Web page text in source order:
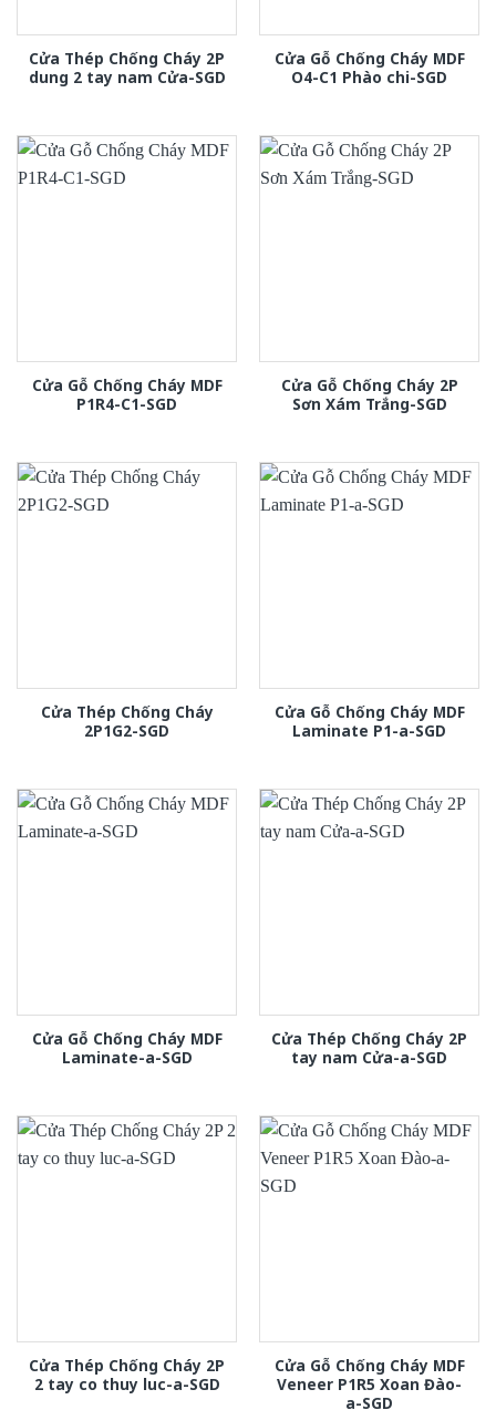
Cửa Thép Chống Cháy 2P
dung 2 tay nam Cửa-SGD
Cửa Gỗ Chống Cháy MDF
O4-C1 Phào chi-SGD
Cửa Gỗ Chống Cháy MDF
P1R4-C1-SGD
Cửa Gỗ Chống Cháy 2P
Sơn Xám Trắng-SGD
Cửa Thép Chống Cháy
2P1G2-SGD
Cửa Gỗ Chống Cháy MDF
Laminate P1-a-SGD
Cửa Gỗ Chống Cháy MDF
Laminate-a-SGD
Cửa Thép Chống Cháy 2P
tay nam Cửa-a-SGD
Cửa Thép Chống Cháy 2P
2 tay co thuy luc-a-SGD
Cửa Gỗ Chống Cháy MDF
Veneer P1R5 Xoan Đào-
a-SGD